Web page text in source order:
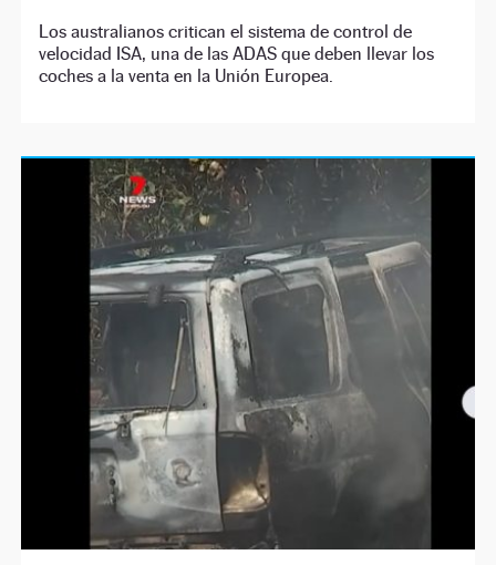
Los australianos critican el sistema de control de
velocidad ISA, una de las ADAS que deben llevar los
coches a la venta en la Unión Europea.